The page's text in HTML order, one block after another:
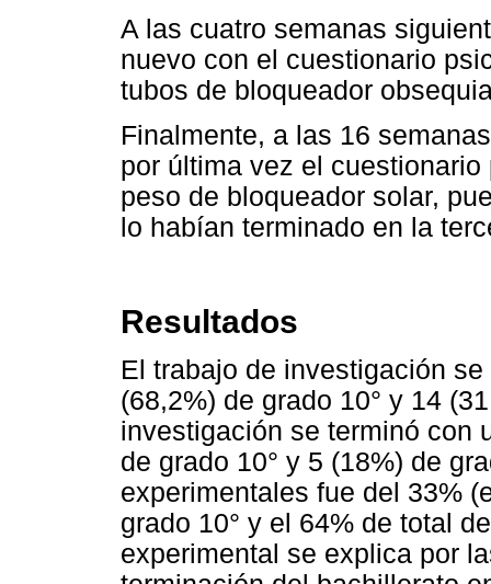
A las cuatro semanas
nuevo con el cuestionario
tubos de bloqueador
Finalmente, a las 16
por última vez el
peso de bloqueador solar,
lo habían terminado en la
Resultados
El trabajo de investigación
(68,2%) de grado 10° y 14
investigación se terminó con
de grado 10° y 5 (18%) de
experimentales fue del 33%
grado 10° y el 64% de total
experimental se explica por